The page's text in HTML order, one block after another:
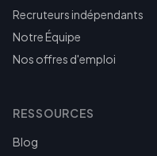
Recruteurs indépendants
Notre Équipe
Nos offres d'emploi
RESSOURCES
Blog